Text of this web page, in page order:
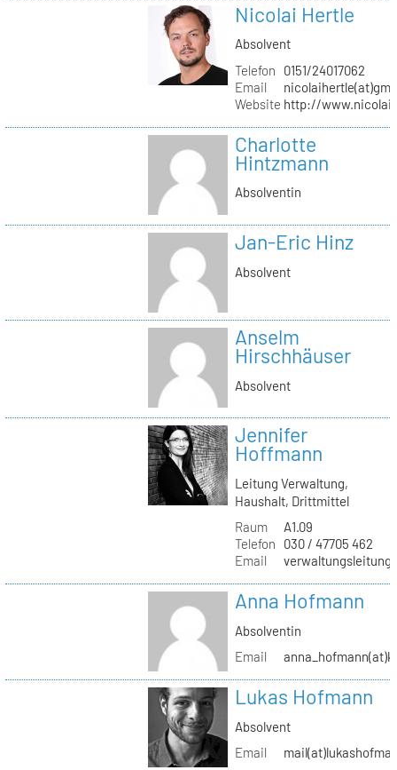
Nicolai Hertle
Absolvent
Telefon
0151/24017062
Email
Website http://
Charlotte
Hintzmann
Absolventin
Jan-Eric Hinz
Absolvent
Anselm
Hirschhäuser
Absolvent
Jennifer
Hoffmann
Leitung Verwaltung,
Haushalt, Drittmittel
Raum
A1.09
Telefon
030 / 47705 462
Email
Anna Hofmann
Absolventin
Email
Lukas Hofmann
Absolvent
Email